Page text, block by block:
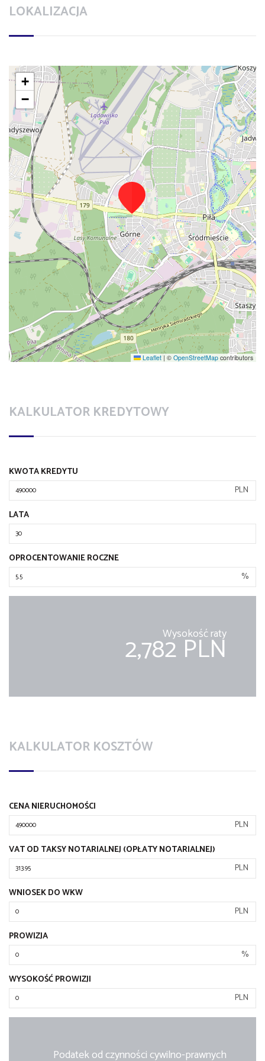
LOKALIZACJA
+
−
Leaflet | © OpenStreetMap contributors
KALKULATOR KREDYTOWY
KWOTA KREDYTU
PLN
LATA
OPROCENTOWANIE ROCZNE
%
Wysokość raty
2,782 PLN
KALKULATOR KOSZTÓW
CENA NIERUCHOMOŚCI
PLN
VAT OD TAKSY NOTARIALNEJ (OPŁATY NOTARIALNEJ)
PLN
WNIOSEK DO WKW
PLN
PROWIZJA
%
WYSOKOŚĆ PROWIZJI
PLN
Podatek od czynności cywilno-prawnych